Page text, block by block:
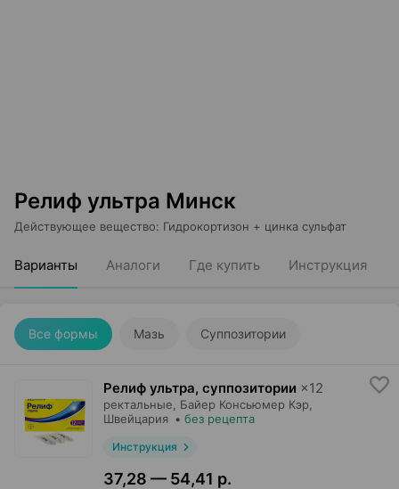
Релиф ультра Минск
Действующее вещество: Гидрокортизон + цинка сульфат
Варианты Аналоги Где купить Инструкция
Все формы Мазь Суппозитории
Релиф ультра, суппозитории ×12
ректальные, Байер Консьюмер Кэр
Швейцария • без рецепта
Инструкция
37,28 — 54,41 р.